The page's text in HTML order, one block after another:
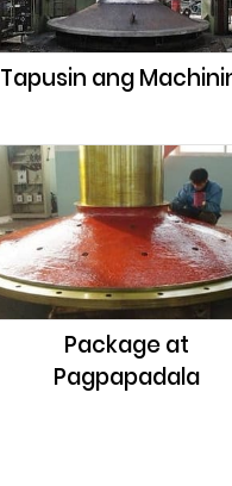
Tapusin ang
Package at
Pagpapadala